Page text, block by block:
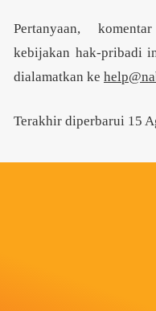
Pertanyaan,
kebijakan hak-pribadi
dialamatkan ke
Terakhir diperbarui 15